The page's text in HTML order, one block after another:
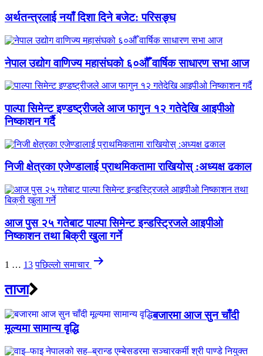
अर्थतन्त्रलाई नयाँ दिशा दिने बजेट: परिसङ्घ
नेपाल उद्योग वाणिज्य महासंघको ६०औँ वार्षिक साधारण सभा आज
पाल्पा सिमेन्ट इण्डष्ट्रीजले आज फागुन १२ गतेदेखि आइपीओ
निष्काशन गर्दै
निजी क्षेत्रका एजेण्डालाई प्राथमिकतामा राखियोस् :अध्यक्ष ढकाल
आज पुस २५ गतेबाट पाल्पा सिमेन्ट इन्डस्ट्रिजले आइपीओ
निष्काशन तथा बिक्री खुला गर्ने
Posts
1 … 13 पछिल्लाेसमाचार
ताजा
बजारमा आज सुन चाँदी
मूल्यमा सामान्य वृद्धि